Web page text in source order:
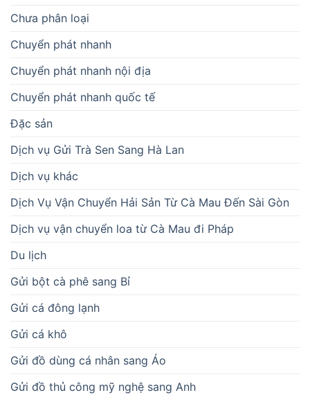
Chưa phân loại
Chuyển phát nhanh
Chuyển phát nhanh nội địa
Chuyển phát nhanh quốc tế
Đặc sản
Dịch vụ Gửi Trà Sen Sang Hà Lan
Dịch vụ khác
Dịch Vụ Vận Chuyển Hải Sản Từ Cà Mau Đến Sài Gòn
Dịch vụ vận chuyển loa từ Cà Mau đi Pháp
Du lịch
Gửi bột cà phê sang Bỉ
Gửi cá đông lạnh
Gửi cá khô
Gửi đồ dùng cá nhân sang Áo
Gửi đồ thủ công mỹ nghệ sang Anh